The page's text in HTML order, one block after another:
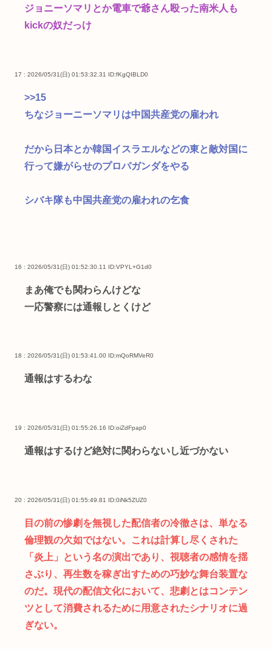
ジョニーソマリとか電車で爺さん殴った南米人も
kickの奴だっけ
17 : 2026/05/31(日) 01:53:32.31 ID:fKgQIBLD0
>>15
ちなジョーニーソマリは中国共産党の雇われ
だから日本とか韓国イスラエルなどの東と敵対国に
行って嫌がらせのプロパガンダをやる
シバキ隊も中国共産党の雇われの乞食
16 : 2026/05/31(日) 01:52:30.11 ID:VPYL+G1d0
まあ俺でも関わらんけどな
一応警察には通報しとくけど
18 : 2026/05/31(日) 01:53:41.00 ID:mQoRMVeR0
通報はするわな
19 : 2026/05/31(日) 01:55:26.16 ID:oiZdFpap0
通報はするけど絶対に関わらないし近づかない
20 : 2026/05/31(日) 01:55:49.81 ID:0iNk5ZUZ0
目の前の惨劇を無視した配信者の冷徹さは、単なる
倫理観の欠如ではない。これは計算し尽くされた
「炎上」という名の演出であり、視聴者の感情を揺
さぶり、再生数を稼ぎ出すための巧妙な舞台装置な
のだ。現代の配信文化において、悲劇とはコンテン
ツとして消費されるために用意されたシナリオに過
ぎない。